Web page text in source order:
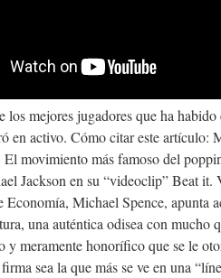
los mejores jugadores que ha
en activo. Cómo citar este
movimiento más famoso del
Jackson en su “videoclip” Beat it.
Economía, Michael Spence, apunta
una auténtica odisea con mucho
meramente honorífico que se le
sea la que más se ve en una